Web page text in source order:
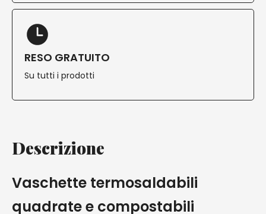
RESO GRATUITO
Su tutti i prodotti
Descrizione
Vaschette termosaldabili
quadrate e compostabili